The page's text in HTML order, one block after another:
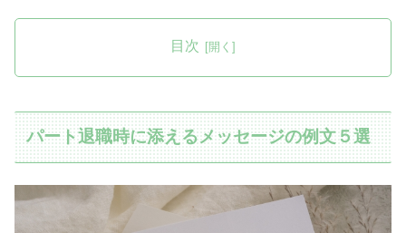
目次
パート退職時に添えるメッセージの例文５選